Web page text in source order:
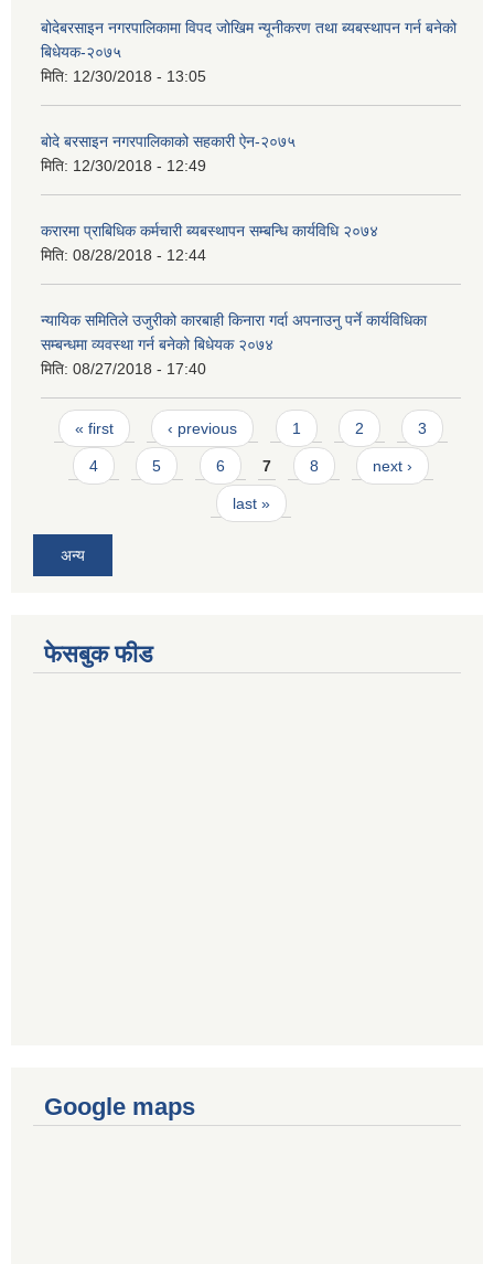
बोदेबरसाइन नगरपालिकामा विपद जोखिम न्यूनीकरण तथा ब्यबस्थापन गर्न बनेको
बिधेयक-२०७५
मिति: 12/30/2018 - 13:05
बोदे बरसाइन नगरपालिकाको सहकारी ऐन-२०७५
मिति: 12/30/2018 - 12:49
करारमा प्राबिधिक कर्मचारी ब्यबस्थापन सम्बन्धि कार्यविधि २०७४
मिति: 08/28/2018 - 12:44
न्यायिक समितिले उजुरीको कारबाही किनारा गर्दा अपनाउनु पर्ने कार्यविधिका
सम्बन्धमा व्यवस्था गर्न बनेको बिधेयक २०७४
मिति: 08/27/2018 - 17:40
Pages
« first ‹ previous 1 2 3
4 5 6 7 8 next ›
last »
अन्य
फेसबुक फीड
Google maps